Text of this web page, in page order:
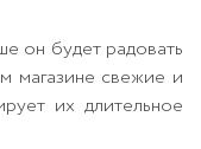
он будет радовать
магазине свежие и
их длительное